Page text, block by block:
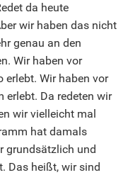
da heute
wir haben das nicht
genau an den
Wir haben vor
erlebt. Wir haben vor
erlebt. Da redeten wir
wir vielleicht mal
hat damals
grundsätzlich und
Das heißt, wir sind